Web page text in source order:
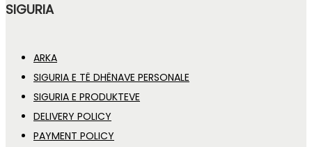
SIGURIA
ARKA
SIGURIA E TË DHËNAVE PERSONALE
SIGURIA E PRODUKTEVE
DELIVERY POLICY
PAYMENT POLICY